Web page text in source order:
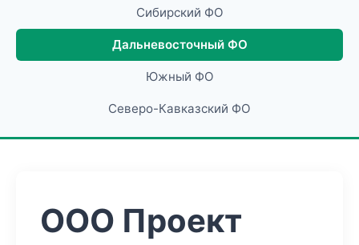
Сибирский ФО
Дальневосточный ФО
Южный ФО
Северо-Кавказский ФО
ООО Проект